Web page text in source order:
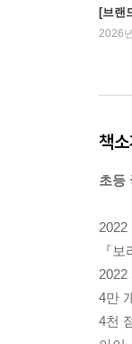
[브랜
2026
책소
초등
『
4만
4천